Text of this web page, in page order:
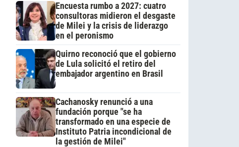
Encuesta rumbo a 2027: cuatro
consultoras midieron el desgaste
de Milei y la crisis de liderazgo
en el peronismo
Quirno reconoció que el gobierno
de Lula solicitó el retiro del
embajador argentino en Brasil
Cachanosky renunció a una
fundación porque "se ha
transformado en una especie de
Instituto Patria incondicional de
la gestión de Milei"